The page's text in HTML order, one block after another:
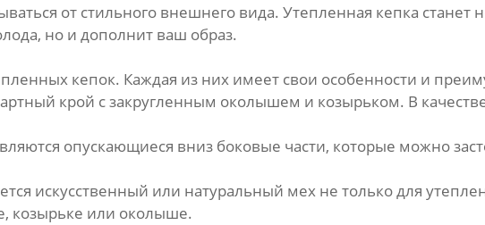
от стильного внешнего вида. Утепленная кепка
но и дополнит ваш образ.
кепок. Каждая из них имеет свои особенности и
крой с закругленным околышем и козырьком. В
опускающиеся вниз боковые части, которые можно
искусственный или натуральный мех не только для
козырьке или околыше.